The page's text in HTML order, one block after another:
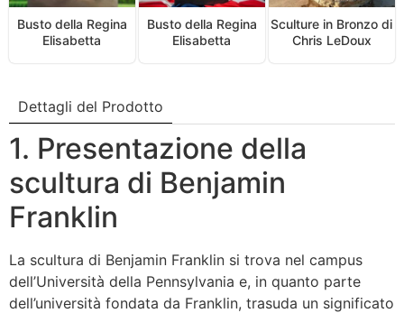
Busto della Regina
Elisabetta
Busto della Regina
Elisabetta
Sculture in Bronzo di
Chris LeDoux
Dettagli del Prodotto
1. Presentazione della
scultura di Benjamin
Franklin
La scultura di Benjamin Franklin si trova nel campus
dell’Università della Pennsylvania e, in quanto parte
dell’università fondata da Franklin, trasuda un significato